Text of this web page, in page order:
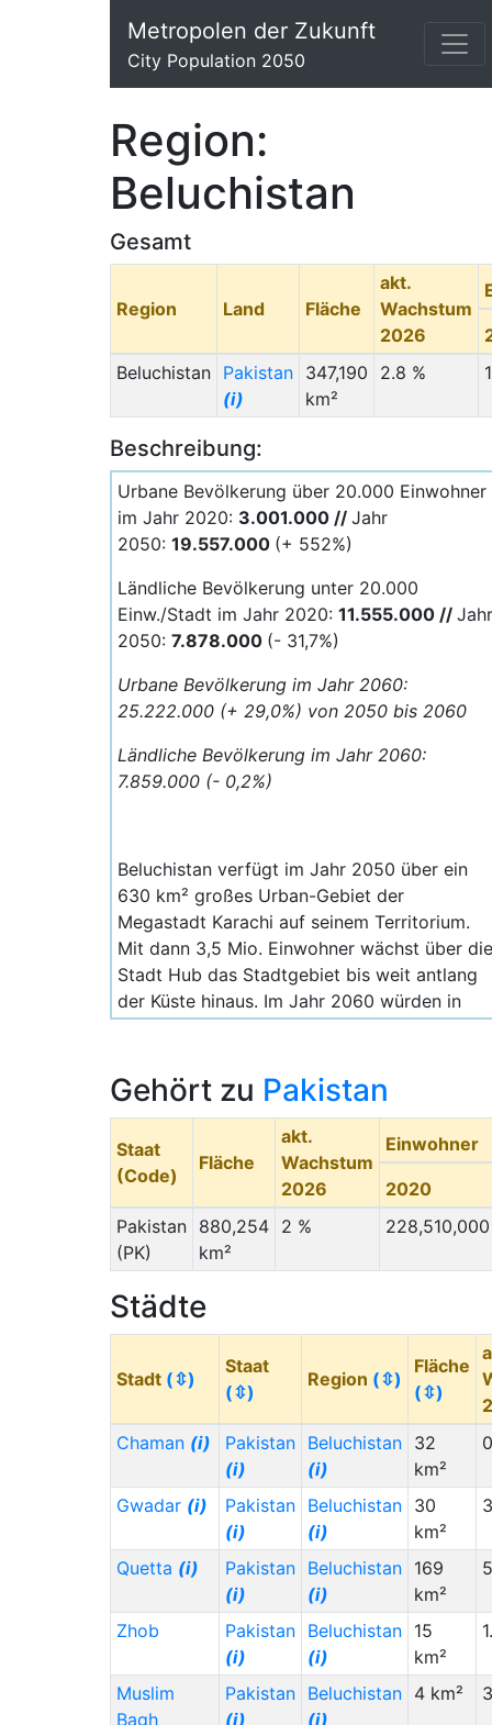
Metropolen der Zukunft
City Population 2050
Region:
Beluchistan
Gesamt
Region Land Fläche
akt.
Wachstum
2026
Beluchistan
Pakistan
(i)
347,190
km²
2.8 %
Beschreibung:
Urbane Bevölkerung über 20.000 Einwohner
im Jahr 2020: 3.001.000 // Jahr
2050: 19.557.000 (+ 552%)
Ländliche Bevölkerung unter 20.000
Einw./Stadt im Jahr 2020: 11.555.000 // Jahr
2050: 7.878.000 (- 31,7%)
Urbane Bevölkerung im Jahr 2060:
25.222.000 (+ 29,0%) von 2050 bis 2060
Ländliche Bevölkerung im Jahr 2060:
7.859.000 (- 0,2%)
Beluchistan verfügt im Jahr 2050 über ein
630 km² großes Urban-Gebiet der
Megastadt Karachi auf seinem Territorium.
Mit dann 3,5 Mio. Einwohner wächst über die
Stadt Hub das Stadtgebiet bis weit antlang
der Küste hinaus. Im Jahr 2060 würden in
leben.
Gehört zu Pakistan
Staat
(Code)
Fläche
akt.
Wachstum
2026
Einwohner
2020
Pakistan
(PK)
880,254
km²
2 % 228,510,000
Städte
Stadt (⇳)
Staat
(⇳)
Region (⇳)
Fläche
(⇳)
Chaman (i)
Pakistan
(i)
Beluchistan
(i)
32
km²
Gwadar (i)
Pakistan
(i)
Beluchistan
(i)
30
km²
Quetta (i)
Pakistan
(i)
Beluchistan
(i)
169
km²
Zhob
Pakistan
(i)
Beluchistan
(i)
15
km²
Muslim
Bagh
Pakistan
(i)
Beluchistan
(i)
4 km²